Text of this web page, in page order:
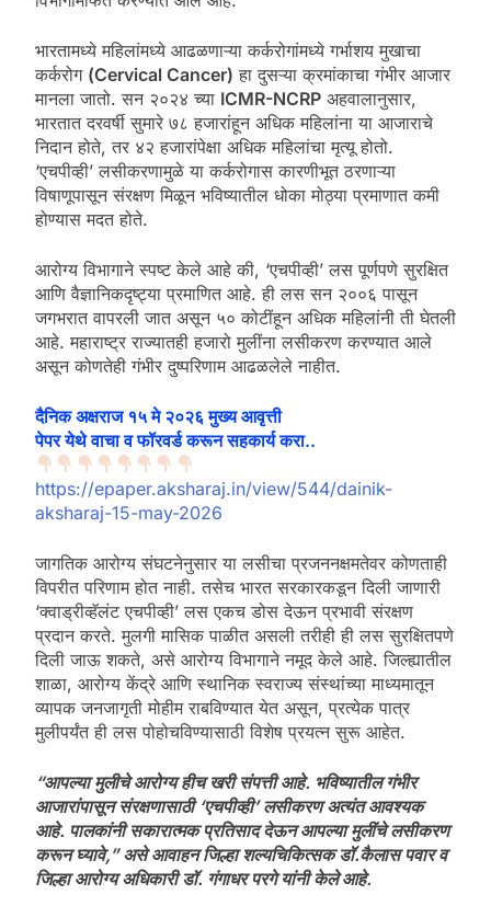
भारतामध्ये महिलांमध्ये आढळणाऱ्या कर्करोगांमध्ये गर्भाशय मुखाचा
कर्करोग (Cervical Cancer) हा दुसऱ्या क्रमांकाचा गंभीर आजार
मानला जातो. सन २०२४ च्या ICMR-NCRP अहवालानुसार,
भारतात दरवर्षी सुमारे ७८ हजारांहून अधिक महिलांना या आजाराचे
निदान होते, तर ४२ हजारांपेक्षा अधिक महिलांचा मृत्यू होतो.
‘एचपीव्ही’ लसीकरणामुळे या कर्करोगास कारणीभूत ठरणाऱ्या
विषाणूपासून संरक्षण मिळून भविष्यातील धोका मोठ्या प्रमाणात कमी
होण्यास मदत होते.
आरोग्य विभागाने स्पष्ट केले आहे की, ‘एचपीव्ही’ लस पूर्णपणे सुरक्षित
आणि वैज्ञानिकदृष्ट्या प्रमाणित आहे. ही लस सन २००६ पासून
जगभरात वापरली जात असून ५० कोटींहून अधिक महिलांनी ती घेतली
आहे. महाराष्ट्र राज्यातही हजारो मुलींना लसीकरण करण्यात आले
असून कोणतेही गंभीर दुष्परिणाम आढळलेले नाहीत.
दैनिक अक्षराज १५ मे २०२६ मुख्य आवृत्ती
पेपर येथे वाचा व फॉरवर्ड करून सहकार्य करा..
https://epaper.aksharaj.in/view/544/dainik-
aksharaj-15-may-2026
जागतिक आरोग्य संघटनेनुसार या लसीचा प्रजननक्षमतेवर कोणताही
विपरीत परिणाम होत नाही. तसेच भारत सरकारकडून दिली जाणारी
‘क्वाड्रीव्हॅलंट एचपीव्ही’ लस एकच डोस देऊन प्रभावी संरक्षण
प्रदान करते. मुलगी मासिक पाळीत असली तरीही ही लस सुरक्षितपणे
दिली जाऊ शकते, असे आरोग्य विभागाने नमूद केले आहे. जिल्ह्यातील
शाळा, आरोग्य केंद्रे आणि स्थानिक स्वराज्य संस्थांच्या माध्यमातून
व्यापक जनजागृती मोहीम राबविण्यात येत असून, प्रत्येक पात्र
मुलीपर्यंत ही लस पोहोचविण्यासाठी विशेष प्रयत्न सुरू आहेत.
“आपल्या मुलीचे आरोग्य हीच खरी संपत्ती आहे. भविष्यातील गंभीर
आजारांपासून संरक्षणासाठी ‘एचपीव्ही’ लसीकरण अत्यंत आवश्यक
आहे. पालकांनी सकारात्मक प्रतिसाद देऊन आपल्या मुलींचे लसीकरण
करून घ्यावे,” असे आवाहन जिल्हा शल्यचिकित्सक डॉ.कैलास पवार व
जिल्हा आरोग्य अधिकारी डॉ. गंगाधर परगे यांनी केले आहे.